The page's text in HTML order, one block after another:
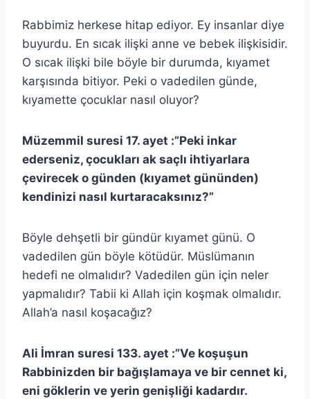
Rabbimiz herkese hitap ediyor. Ey insanlar diye
buyurdu. En sıcak ilişki anne ve bebek ilişkisidir.
O sıcak ilişki bile böyle bir durumda, kıyamet
karşısında bitiyor. Peki o vadedilen günde,
kıyamette çocuklar nasıl oluyor?
Müzemmil suresi 17. ayet :”Peki inkar
ederseniz, çocukları ak saçlı ihtiyarlara
çevirecek o günden (kıyamet gününden)
kendinizi nasıl kurtaracaksınız?”
Böyle dehşetli bir gündür kıyamet günü. O
vadedilen gün böyle kötüdür. Müslümanın
hedefi ne olmalıdır? Vadedilen gün için neler
yapmalıdır? Tabii ki Allah için koşmak olmalıdır.
Allah’a nasıl koşacağız?
Ali İmran suresi 133. ayet :”Ve koşuşun
Rabbinizden bir bağışlamaya ve bir cennet ki,
eni göklerin ve yerin genişliği kadardır.